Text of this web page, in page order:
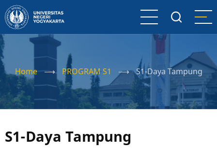
Skip
to
main
content
Home ⟶ PROGRAM S1 ⟶ S1-Daya Tampung
S1-Daya Tampung